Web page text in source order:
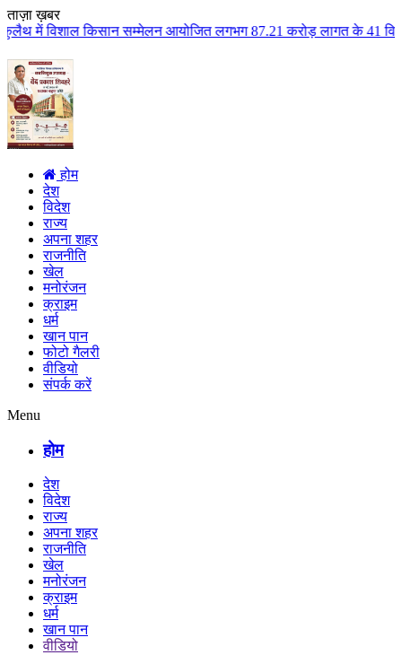
ताज़ा ख़बर
आयोजित लगभग 87.21 करोड़ लागत के 41 विकास कार्यों का किया
होम
देश
विदेश
राज्य
अपना शहर
राजनीति
खेल
मनोरंजन
क्राइम
धर्म
खान पान
फोटो गैलरी
वीडियो
संपर्क करें
Menu
होम
देश
विदेश
राज्य
अपना शहर
राजनीति
खेल
मनोरंजन
क्राइम
धर्म
खान पान
वीडियो